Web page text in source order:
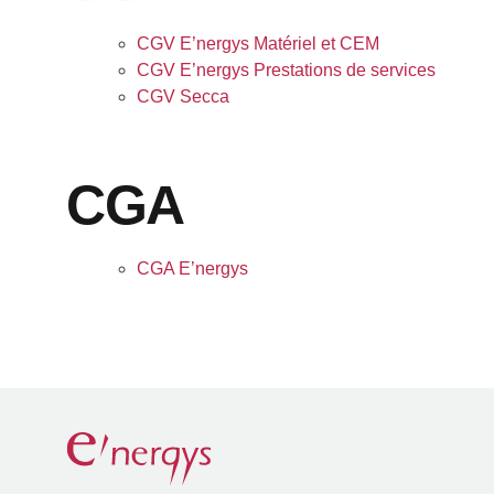
CGV E’nergys Matériel et CEM
CGV E’nergys Prestations de services
CGV Secca
CGA
CGA E’nergys